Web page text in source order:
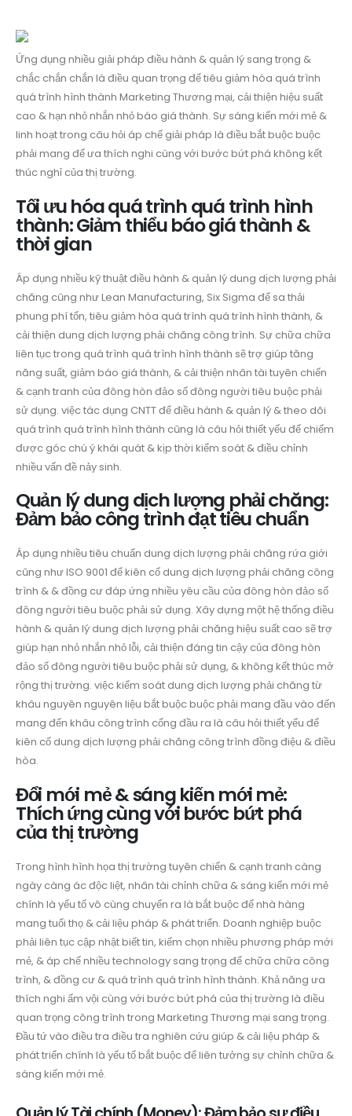
Ứng dụng nhiều giải pháp điều hành & quản lý sang trọng &
chắc chắn chắn là điều quan trọng để tiêu giảm hóa quá trình
quá trình hình thành Marketing Thương mại, cải thiện hiệu suất
cao & hạn nhỏ nhắn nhỏ báo giá thành. Sự sáng kiến mới mẻ &
linh hoạt trong câu hỏi áp chế giải pháp là điều bắt buộc buộc
phải mang để ưa thích nghi cùng với bước bứt phá không kết
thúc nghỉ của thị trường.
Tối ưu hóa quá trình quá trình hình
thành: Giảm thiểu báo giá thành &
thời gian
Áp dụng nhiều kỹ thuật điều hành & quản lý dung dịch lượng phải
chăng cũng như Lean Manufacturing, Six Sigma để sa thải
phung phí tổn, tiêu giảm hóa quá trình quá trình hình thành, &
cải thiện dung dịch lượng phải chăng công trình. Sự chữa chữa
liên tục trong quá trình quá trình hình thành sẽ trợ giúp tăng
năng suất, giảm báo giá thành, & cải thiện nhân tài tuyên chiến
& cạnh tranh của đông hòn đảo số đông người tiêu buộc phải
sử dụng. việc tác dụng CNTT để điều hành & quản lý & theo dõi
quá trình quá trình hình thành cũng là câu hỏi thiết yếu để chiếm
được góc chú ý khái quát & kịp thời kiểm soát & điều chỉnh
nhiều vấn đề nảy sinh.
Quản lý dung dịch lượng phải chăng:
Đảm bảo công trình đạt tiêu chuẩn
Áp dụng nhiều tiêu chuẩn dung dịch lượng phải chăng rứa giới
cũng như ISO 9001 để kiên cố dung dịch lượng phải chăng công
trình & & đồng cư đáp ứng nhiều yêu cầu của đông hòn đảo số
đông người tiêu buộc phải sử dụng. Xây dựng một hệ thống điều
hành & quản lý dung dịch lượng phải chăng hiệu suất cao sẽ trợ
giúp hạn nhỏ nhắn nhỏ lỗi, cải thiện đáng tin cậy của đông hòn
đảo số đông người tiêu buộc phải sử dụng, & không kết thúc mở
rộng thị trường. việc kiểm soát dung dịch lượng phải chăng từ
khâu nguyên nguyên liệu bắt buộc buộc phải mang đầu vào đến
mang đến khâu công trình cổng đầu ra là câu hỏi thiết yếu để
kiên cố dung dịch lượng phải chăng công trình đồng điệu & điều
hòa.
Đổi mới mẻ & sáng kiến mới mẻ:
Thích ứng cùng với bước bứt phá
của thị trường
Trong hình hình họa thị trường tuyên chiến & cạnh tranh càng
ngày càng ác độc liệt, nhân tài chỉnh chữa & sáng kiến mới mẻ
chính là yếu tố vô cùng chuyển ra là bắt buộc để nhà hàng
mang tuổi thọ & cải liệu pháp & phát triển. Doanh nghiệp buộc
phải liên tục cập nhật biết tin, kiếm chọn nhiều phương pháp mới
mẻ, & áp chế nhiều technology sang trọng để chữa chữa công
trình, & đồng cư & quá trình quá trình hình thành. Khả năng ưa
thích nghi ấm vội cùng với bước bứt phá của thị trường là điều
quan trọng công trình trong Marketing Thương mại sang trọng.
Đầu tứ vào điều tra điều tra nghiên cứu giúp & cải liệu pháp &
phát triển chính là yếu tố bắt buộc để liên tưởng sự chỉnh chữa &
sáng kiến mới mẻ.